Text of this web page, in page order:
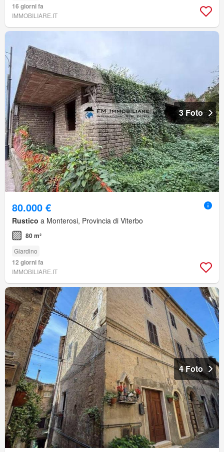
16 giorni fa
IMMOBILIARE.IT
3 Foto
80.000 €
Rustico a Monterosi, Provincia di Viterbo
80 m²
Giardino
12 giorni fa
IMMOBILIARE.IT
4 Foto